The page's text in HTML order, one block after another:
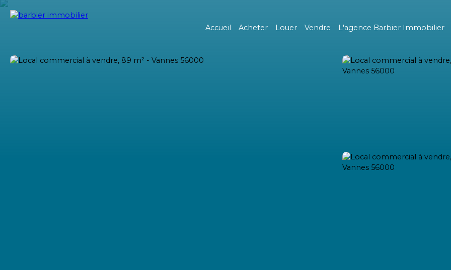
Accueil Acheter Louer Vendre L'agence Barbier Immobilier